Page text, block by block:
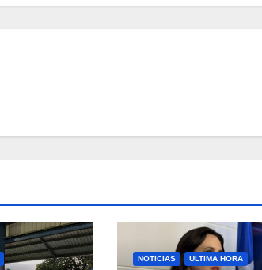
NOTICIAS ULTIMA HORA